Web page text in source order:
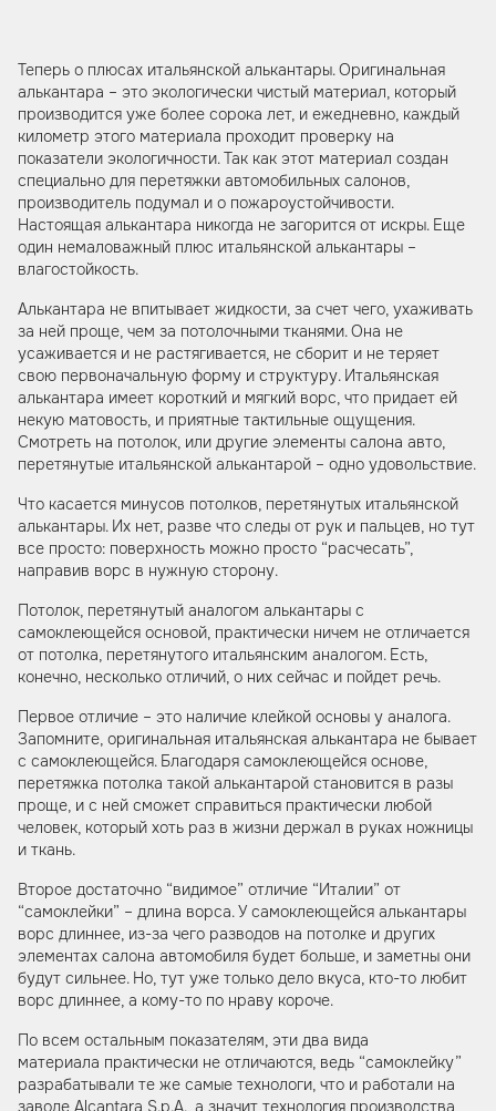
Теперь о плюсах итальянской алькантары. Оригинальная
алькантара – это экологически чистый материал, который
производится уже более сорока лет, и ежедневно, каждый
километр этого материала проходит проверку на
показатели экологичности. Так как этот материал создан
специально для перетяжки автомобильных салонов,
производитель подумал и о пожароустойчивости.
Настоящая алькантара никогда не загорится от искры. Еще
один немаловажный плюс итальянской алькантары –
влагостойкость.
Алькантара не впитывает жидкости, за счет чего, ухаживать
за ней проще, чем за потолочными тканями. Она не
усаживается и не растягивается, не сборит и не теряет
свою первоначальную форму и структуру. Итальянская
алькантара имеет короткий и мягкий ворс, что придает ей
некую матовость, и приятные тактильные ощущения.
Смотреть на потолок, или другие элементы салона авто,
перетянутые итальянской алькантарой – одно удовольствие.
Что касается минусов потолков, перетянутых итальянской
алькантары. Их нет, разве что следы от рук и пальцев, но тут
все просто: поверхность можно просто “расчесать”,
направив ворс в нужную сторону.
Потолок, перетянутый аналогом алькантары с
самоклеющейся основой, практически ничем не отличается
от потолка, перетянутого итальянским аналогом. Есть,
конечно, несколько отличий, о них сейчас и пойдет речь.
Первое отличие – это наличие клейкой основы у аналога.
Запомните, оригинальная итальянская алькантара не бывает
с самоклеющейся. Благодаря самоклеющейся основе,
перетяжка потолка такой алькантарой становится в разы
проще, и с ней сможет справиться практически любой
человек, который хоть раз в жизни держал в руках ножницы
и ткань.
Второе достаточно “видимое” отличие “Италии” от
“самоклейки” – длина ворса. У самоклеющейся алькантары
ворс длиннее, из-за чего разводов на потолке и других
элементах салона автомобиля будет больше, и заметны они
будут сильнее. Но, тут уже только дело вкуса, кто-то любит
ворс длиннее, а кому-то по нраву короче.
По всем остальным показателям, эти два вида
материала практически не отличаются, ведь “самоклейку”
разрабатывали те же самые технологи, что и работали на
заводе Alcantara S.p.A., а значит технология производства